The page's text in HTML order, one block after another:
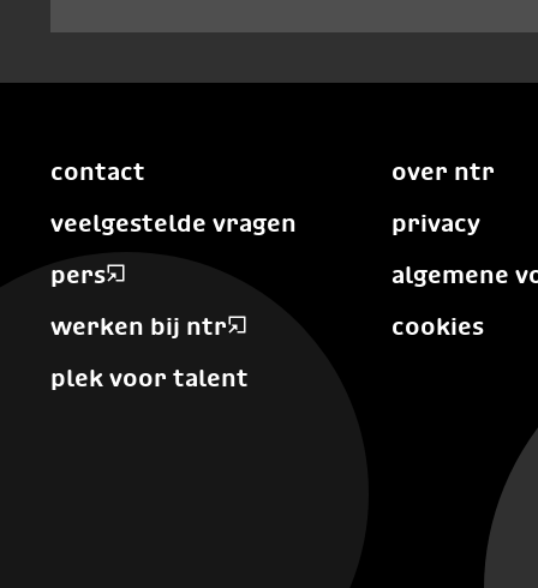
contact
veelgestelde vragen
pers
werken bij ntr
plek voor talent
over ntr
privacy
algemene
cookies